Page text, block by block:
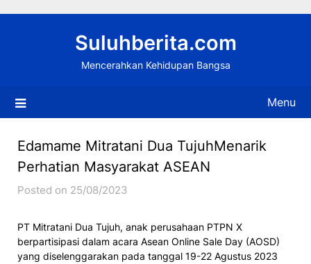
Suluhberita.com
Mencerahkan Kehidupan Bangsa
Menu
Edamame Mitratani Dua TujuhMenarik
Perhatian Masyarakat ASEAN
Posted on 25/08/2023
PT Mitratani Dua Tujuh, anak perusahaan PTPN X
berpartisipasi dalam acara Asean Online Sale Day (AOSD)
yang diselenggarakan pada tanggal 19-22 Agustus 2023